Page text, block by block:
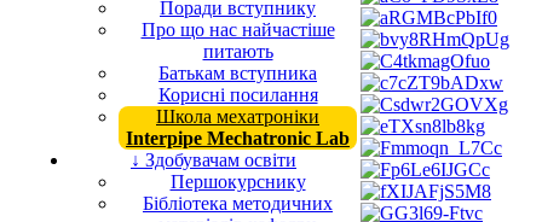
Поради вступнику
Про що нас найчастіше
питають
Батькам вступника
Корисні посилання
Школа мехатроніки
Interpipe Mechatronic Lab
↓ Здобувачам освіти
Першокурснику
Бібліотека методичних